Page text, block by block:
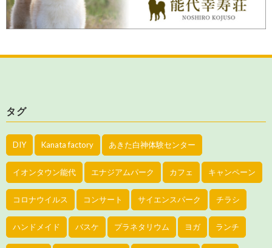
タグ
DIY Kanata factory あきた白神体験センター
イオンタウン能代 エナジアムパーク カフェ キャンペーン
コロナウイルス コンサート サイエンスパーク チラシ
ハンドメイド バスケ プラネタリウム ヨガ ランチ